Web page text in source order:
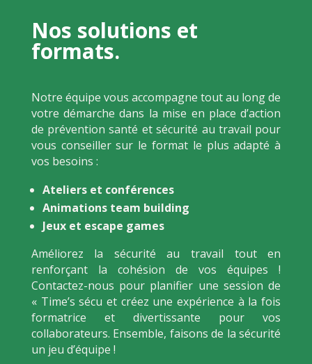
Nos solutions et
formats.
Notre équipe vous accompagne tout au long de
votre démarche dans la mise en place d’action
de prévention santé et sécurité au travail pour
vous conseiller sur le format le plus adapté à
vos besoins :
Ateliers et conférences
Animations team building
Jeux et escape games
Améliorez la sécurité au travail tout en
renforçant la cohésion de vos équipes !
Contactez-nous pour planifier une session de
« Time’s sécu et créez une expérience à la fois
formatrice et divertissante pour vos
collaborateurs. Ensemble, faisons de la sécurité
un jeu d’équipe !